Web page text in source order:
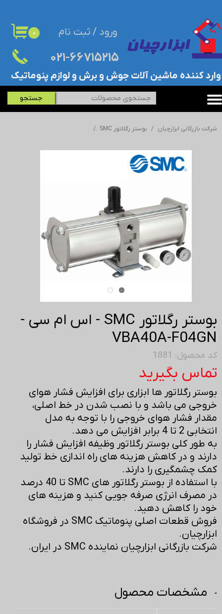
۰۲۱-۶۶۷۱۵۲۱۵​​​​​​​
جستجو
۰
​وارد کننده ماشین آلات جوش و برش و لوازم پنوماتیک
ورود / ثبت نام
حساب کاربری من
تغییر گذر واژه
خروج از حساب کاربری
شرکت بازرگانی ابزارچیان بوستر رگلاتور SMC
بوستر رگلاتور SMC - اس ام سی -
VBA40A-F04GN
کد محصول: 1881
تماس بگیرید
بوستر رگلاتور ها ابزاری برای افزایش فشار هوای
خروجی می باشد و با نصب شدن در خط اصلی،
مقدار فشار هوای خروجی را با توجه به مدل
انتخابی 2 تا 4 برابر افزایش می دهد.
به طور کلی بوستر رگلاتور وظیفه افزایش فشار را
دارند و در کاهش هزینه های راه اندازی خط تولید
کمک چشمگیری را دارند.
با استفاده از بوستر رگلاتور های SMC تا 40 درصد
در مصرف انرژی صرفه جویی کنید و هزینه های
خود را کاهش دهید.
فروش قطعات اصلی پنوماتیک SMC در فروشگاه
ابزارچیان.
شرکت بازرگانی ابزارچیان نماینده SMC در ایران.
مشخصات محصول